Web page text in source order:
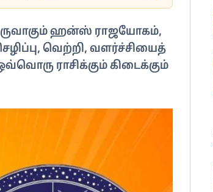
உருவாகும் ஹன்ஸ் ராஜயோகம்,
வெற்றி, வளர்ச்சியைத்
ராசிக்கும் கிடைக்கும்